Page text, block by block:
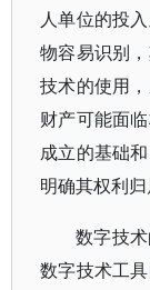
人单位的投
物容易识别
技术的使用
财产可能面
成立的基础
明确其权利归
数字技
数字技术工